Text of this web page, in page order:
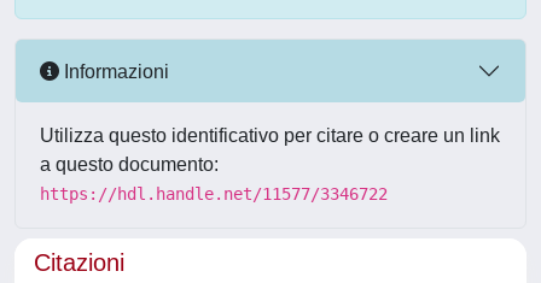
Informazioni
Utilizza questo identificativo per citare o creare un link
a questo documento:
https://hdl.handle.net/11577/3346722
Citazioni